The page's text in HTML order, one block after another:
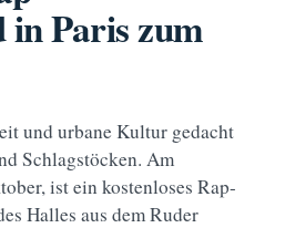
Paris zum
und urbane Kultur gedacht
Schlagstöcken. Am
ist ein kostenloses Rap-
Halles aus dem Ruder